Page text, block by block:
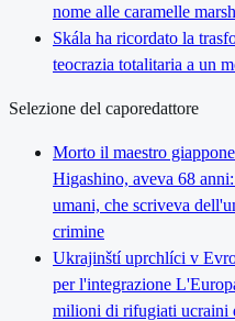
nome alle caramelle
Skála ha ricordato la
teocrazia totalitaria a un
Selezione del caporedattore
Morto il maestro
Higashino, aveva 68
umani, che scriveva
crimine
Ukrajinští uprchlíci v
per l'integrazione
milioni di rifugiati ucraini